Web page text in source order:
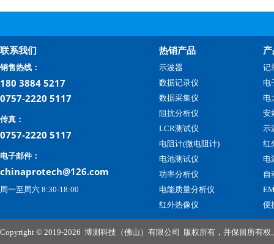
联系我们
销售热线：
180 3884 5217
0757-2220 5117
传真：
0757-2220 5117
电子邮件：
chinaprotech@126.com
周一至周六 8:30-18:00
热销产品
示波器
数据记录仪
数据采集仪
阻抗分析仪
LCR测试仪
电阻计(微电阻计)
电池测试仪
功率分析仪
电能质量分析仪
红外热像仪
记
电
电
安
示
红
电
自
便
Copyright © 2019-2026 博测科技（佛山）有限公司 版权所有，并保留所有